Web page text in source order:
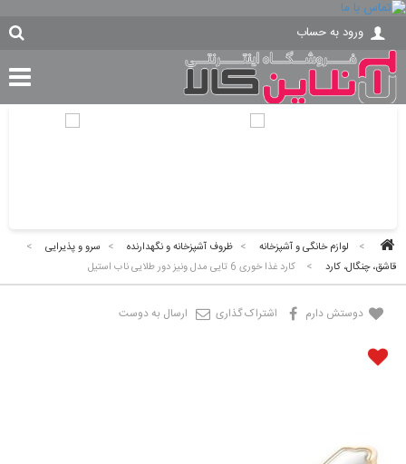
ورود به حساب
> لوازم خانگی و آشپزخانه > ظروف آشپزخانه و نگهدارنده > سرو و پذیرایی
>
قاشق، چنگال، کارد
> کارد غذا خوری 6 تایی مدل ونیز دور طلایی ناب استیل
دوستش دارم اشتراک گذاری ارسال به دوست